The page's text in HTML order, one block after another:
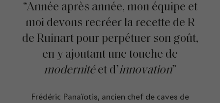
“Année après année, mon équipe et
moi devons recréer la recette de R
de Ruinart pour perpétuer son goût,
en y ajoutant une touche de
modernitéet d’innovation”
Frédéric Panaïotis, ancien chef de caves de